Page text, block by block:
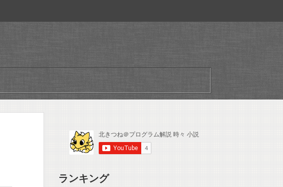
ランキング